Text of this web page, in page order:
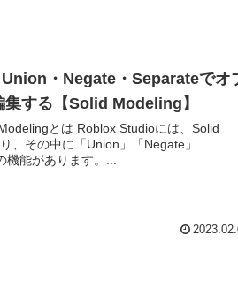
・Negate・Separateでオ
集する【Solid Modeling】
とは Roblox Studioには、Solid
、その中に「Union」「Negate」
機能があります。...